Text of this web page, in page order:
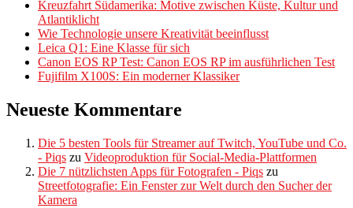
Kreuzfahrt Südamerika: Motive zwischen Küste, Kultur und
Atlantiklicht
Wie Technologie unsere Kreativität beeinflusst
Leica Q1: Eine Klasse für sich
Canon EOS RP Test: Canon EOS RP im ausführlichen Test
Fujifilm X100S: Ein moderner Klassiker
Neueste Kommentare
Die 5 besten Tools für Streamer auf Twitch, YouTube und Co.
- Piqs zu Videoproduktion für Social-Media-Plattformen
Die 7 nützlichsten Apps für Fotografen - Piqs zu
Streetfotografie: Ein Fenster zur Welt durch den Sucher der
Kamera